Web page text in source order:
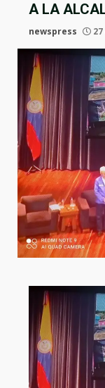
A LA
newspress